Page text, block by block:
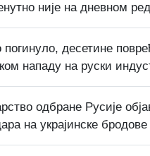
није на дневном
погинуло, десетине
нападу на руски
одбране Русије
на украјинске